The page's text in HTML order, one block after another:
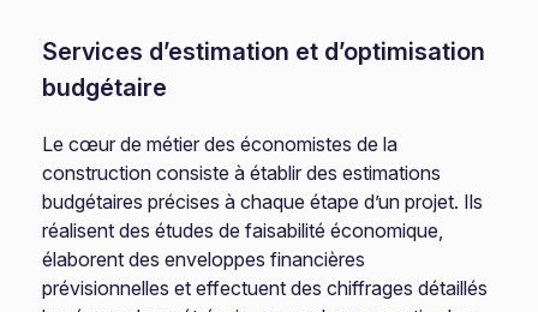
Services d’estimation et d’optimisation
budgétaire
Le cœur de métier des économistes de la
construction consiste à établir des estimations
budgétaires précises à chaque étape d’un projet. Ils
réalisent des études de faisabilité économique,
élaborent des enveloppes financières
prévisionnelles et effectuent des chiffrages détaillés